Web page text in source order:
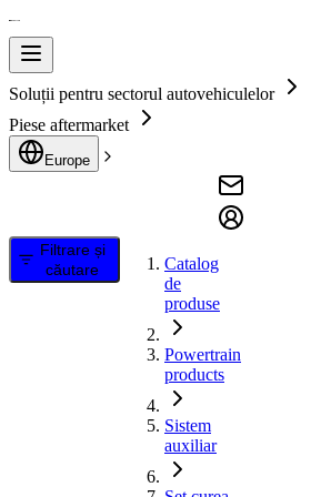
Soluții pentru sectorul autovehiculelor
Piese aftermarket
Europe
Filtrare și
căutare
Catalog
de
produse
Powertrain
products
Sistem
auxiliar